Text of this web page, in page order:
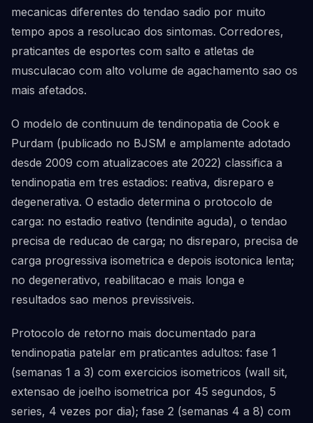
mecanicas diferentes do tendao sadio por muito
tempo apos a resolucao dos sintomas. Corredores,
praticantes de esportes com salto e atletas de
musculacao com alto volume de agachamento sao os
mais afetados.
O modelo de continuum de tendinopatia de Cook e
Purdam (publicado no BJSM e amplamente adotado
desde 2009 com atualizacoes ate 2022) classifica a
tendinopatia em tres estadios: reativa, disreparo e
degenerativa. O estadio determina o protocolo de
carga: no estadio reativo (tendinite aguda), o tendao
precisa de reducao de carga; no disreparo, precisa de
carga progressiva isometrica e depois isotonica lenta;
no degenerativo, reabilitacao e mais longa e
resultados sao menos previssiveis.
Protocolo de retorno mais documentado para
tendinopatia patelar em praticantes adultos: fase 1
(semanas 1 a 3) com exercicios isometricos (wall sit,
extensao de joelho isometrica por 45 segundos, 5
series, 4 vezes por dia); fase 2 (semanas 4 a 8) com